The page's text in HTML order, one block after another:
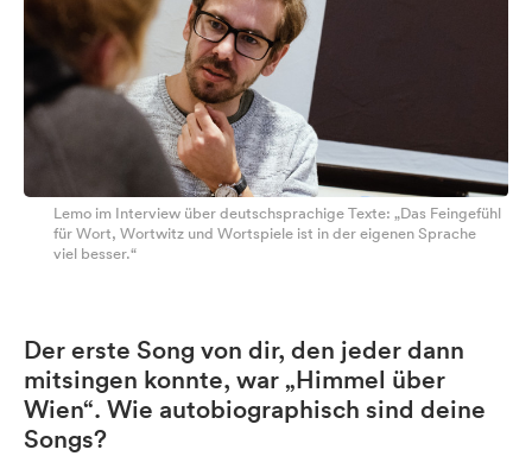
Lemo im Interview über deutschsprachige Texte: „Das Feingefühl
für Wort, Wortwitz und Wortspiele ist in der eigenen Sprache
viel besser.“
Der erste Song von dir, den jeder dann
mitsingen konnte, war „Himmel über
Wien“. Wie autobiographisch sind deine
Songs?